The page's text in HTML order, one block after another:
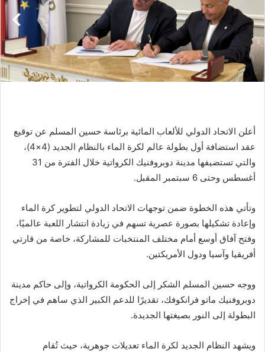
أعلن الاتحاد الدولي للألعاب المائية برئاسة حسين المسلم عن توقيع
عقد استضافة أول بطولة عالم لكرة الماء بالنظام الجديد (4×4)،
والتي تستضيفها مدينة دوبروفنيك الكرواتية خلال الفترة من 31
أغسطس وحتى 6 سبتمبر المقبل.
وتأتي هذه الخطوة ضمن توجهات الاتحاد الدولي لتطوير كرة الماء
وإعادة تشكيلها بصورة عصرية تسهم في زيادة انتشار اللعبة عالميًا،
وفتح آفاق أوسع أمام مختلف المنتخبات للمشاركة، خاصة من قارتي
أفريقيا وآسيا ودول الأمريكتين.
ووجه حسين المسلم الشكر إلى الحكومة الكرواتية، وإلى حاكم مدينة
دوبروفنيك ماتو فرانكوفك، تقديرًا للدعم الكبير الذي ساهم في إخراج
البطولة إلى النور بصيغتها الجديدة.
ويشهد النظام الجديد لكرة الماء تعديلات جوهرية، حيث تُقام